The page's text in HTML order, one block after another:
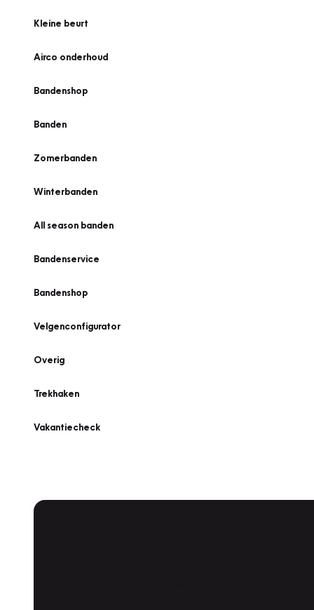
Kleine beurt
Airco onderhoud
Bandenshop
Banden
Zomerbanden
Winterbanden
All season banden
Bandenservice
Bandenshop
Velgenconfigurator
Overig
Trekhaken
Vakantiecheck